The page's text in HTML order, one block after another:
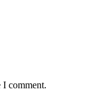
I comment.